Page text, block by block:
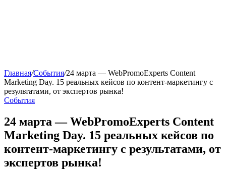
Главная/События/24 марта — WebPromoExperts Content
Marketing Day. 15 реальных кейсов по контент-маркетингу с
результатами, от экспертов рынка!
События
24 марта — WebPromoExperts Content
Marketing Day. 15 реальных кейсов по
контент-маркетингу с результатами, от
экспертов рынка!